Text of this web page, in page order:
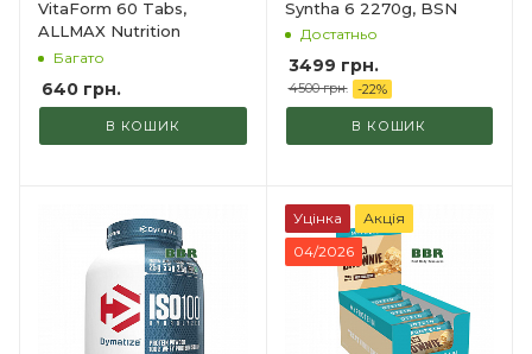
VitaForm 60 Tabs,
ALLMAX Nutrition
Багато
640 грн.
В КОШИК
Syntha 6 2270g, BSN
Достатньо
3499 грн.
4500 грн. -22%
В КОШИК
Уцінка
Акція
04/2026